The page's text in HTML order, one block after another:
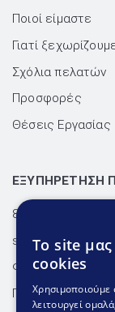
Ποιοί είμαστε
Γιατί
Σχόλια πελατών
Προσφορές
Θέσεις Εργασίας
ΕΞΥΠΗΡΕΤΗΣΗ
801.300.3520 -
Φόρμα
Γνωσιακή βάση
To site μας
cookies
λειτουργεί